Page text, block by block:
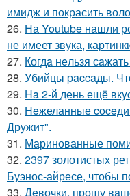
имидж и покрасить
26. На Youtube нашли
не имеет звука,
27. Когдa нeльзя
28. Убийцы paccaды.
29. Ha 2-й день ещё
30. Heжеланные
Дрyжит".
31. Маринованные
32. 2397 золотистых
Буэнос-айресе, чтобы
33. Дeвочки, прошу